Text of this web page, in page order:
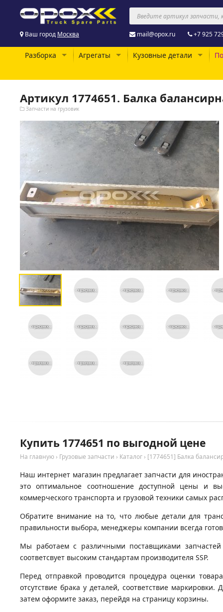
Ваш город Москва mail@opox.ru +7 925
Разборка Агрегаты Кузовные детали
Артикул 1774651. Балка
Запчасти на грузовик
Купить 1774651 по выгодной цене
На главную › Грузовые запчасти › Каталог › [1774651] Балка
Наш интернет магазин предлагает запчасти для
это оптимальное соотношение доступной цены и
коммерческого транспорта и грузовой техники самых
Обратите внимание на то, что любые детали для
правильности выбора, менеджеры компании всегда
Мы работаем с различными поставщиками запчастей
соответсвует высоким стандартам производителя SSP.
Перед отправкой проводится процедура оценки
отсутствие брака у деталей, соответствие
затем оформите заказ, перейдя на страницу корзины.